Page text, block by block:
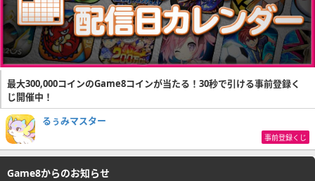
最大300,000コインのGame8コインが当たる！30秒で引ける事前登録く
じ開催中！
るぅみマスター
事前登録くじ
Game8からのお知らせ